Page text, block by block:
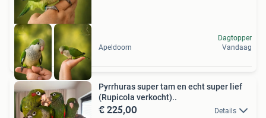
Apeldoorn
Dagtopper
Vandaag
Pyrrhuras super tam en echt super lief
(Rupicola verkocht)..
€ 225,00 Details